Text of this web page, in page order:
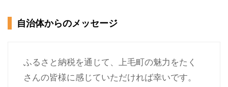
自治体からのメッセージ
ふるさと納税を通じて、上毛町の魅力をたく
さんの皆様に感じていただければ幸いです。